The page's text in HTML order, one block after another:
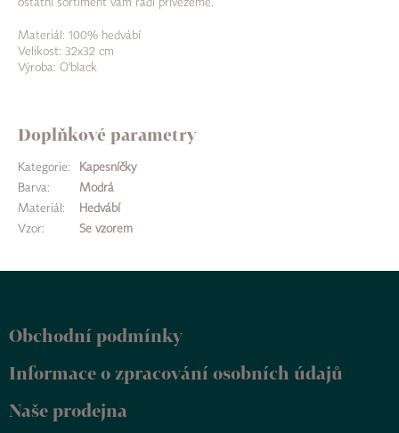
ostatní sortiment vám rádi přivezeme.
Materiál: 100% hedvábí
Velikost: 32x32 cm
Výroba: O'black
Doplňkové parametry
Kategorie:
Kapesníčky
Barva:
Modrá
Materiál :
Hedvábí
Vzor: Se vzorem
Obchodní podmínky
Informace o zpracování osobních údajů
Naše prodejna